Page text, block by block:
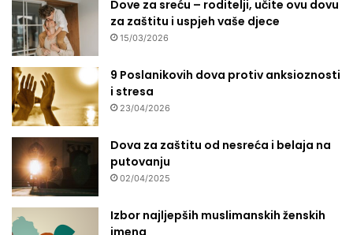
Dove za sreću – roditelji, učite ovu dovu
za zaštitu i uspjeh vaše djece
15/03/2026
9 Poslanikovih dova protiv anksioznosti
i stresa
23/04/2026
Dova za zaštitu od nesreća i belaja na
putovanju
02/04/2025
Izbor najljepših muslimanskih ženskih